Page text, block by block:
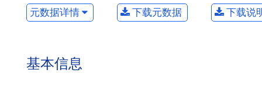
元数据详情 下载元数据 下载说
基本信息